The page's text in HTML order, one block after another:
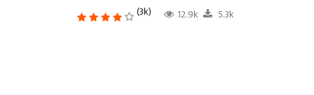
(3k) 12.9k 5.3k